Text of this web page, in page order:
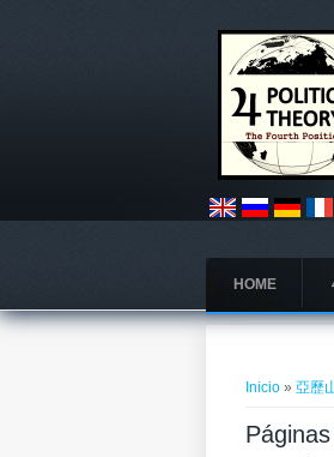
HOME
Inicio »亞歷